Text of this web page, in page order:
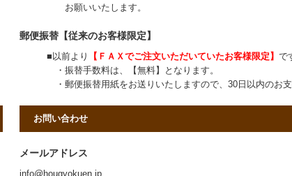
お願いいたします。
郵便振替【従来のお客様限定】
■以前より 【ＦＡＸでご注文いただいていたお客様限定】 で
・振替手数料は、【無料】となります。
・郵便振替用紙をお送りいたしますので、30日以内のお支
お問い合わせ
メールアドレス
info@hougyokuen.jp